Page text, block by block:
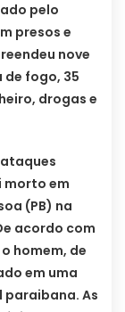
pelo
presos e
nove
de fogo, 35
drogas e
morto em
(PB) na
acordo com
homem, de
em uma
As